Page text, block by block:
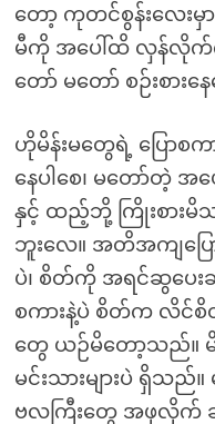
တော့ ကုတင်စွန်းလေး
မီကို အပေါ်ထိ လှန်လိုက်က
တော် မတော် စဉ်းစား
ဟိုမိန်းမတွေရဲ့ ပြောစ
နေပါစေ၊ မတော်တဲ့
နှင့် ထည့်ဘို့ ကြိုးစား
ဘူးလေ။ အတိအကျပြော
ပဲ၊ စိတ်ကို အရင်ဆွပေ
စကားနဲ့ပဲ စိတ်က လိင်
တွေ ယဉ်မိတော့သည်။ မိ
မင်းသားများပဲ ရှိသည်
ဗလကြီးတွေ အဖုလိုက်